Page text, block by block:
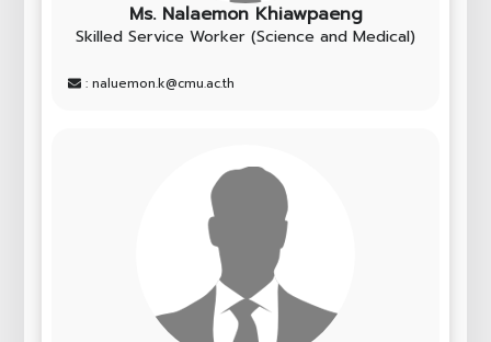
Ms. Nalaemon Khiawpaeng
Skilled Service Worker (Science and Medical)
: naluemon.k@cmu.ac.th